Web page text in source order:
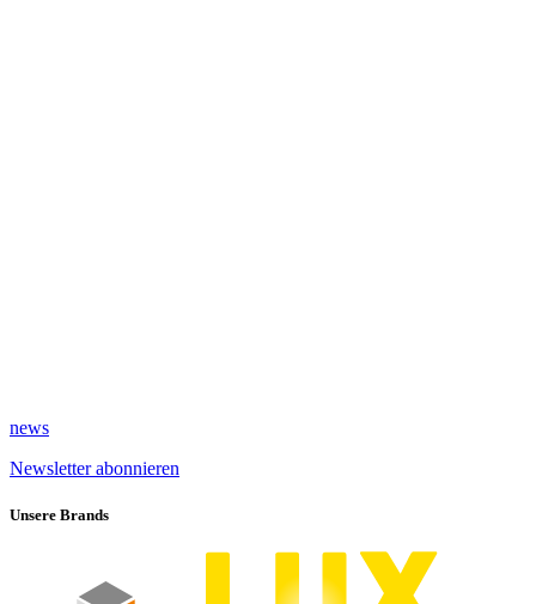
news
Newsletter abonnieren
Unsere Brands